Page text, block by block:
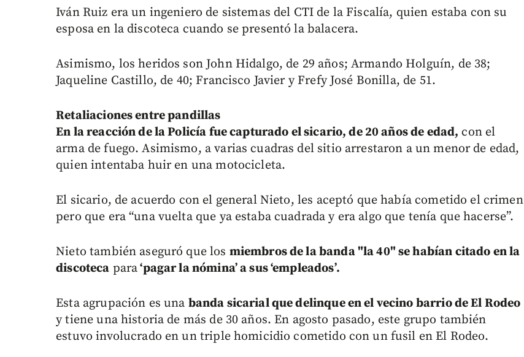
Iván Ruiz era un ingeniero de sistemas del CTI de la Fiscalía, quien estaba con su
esposa en la discoteca cuando se presentó la balacera.
Asimismo, los heridos son John Hidalgo, de 29 años; Armando Holguín, de 38;
Jaqueline Castillo, de 40; Francisco Javier y Frefy José Bonilla, de 51.
Retaliaciones entre pandillas
En la reacción de la Policía fue capturado el sicario, de 20 años de edad, con el
arma de fuego. Asimismo, a varias cuadras del sitio arrestaron a un menor de edad,
quien intentaba huir en una motocicleta.
El sicario, de acuerdo con el general Nieto, les aceptó que había cometido el crimen
pero que era “una vuelta que ya estaba cuadrada y era algo que tenía que hacerse”.
Nieto también aseguró que los miembros de la banda "la 40" se habían citado en la
discoteca para‘pagar la nómina’ a sus ‘empleados’.
Esta agrupación es una banda sicarial que delinque en el vecino barrio de El Rodeo
y tiene una historia de más de 30 años. En agosto pasado, este grupo también
estuvo involucrado en un triple homicidio cometido con un fusil en El Rodeo.